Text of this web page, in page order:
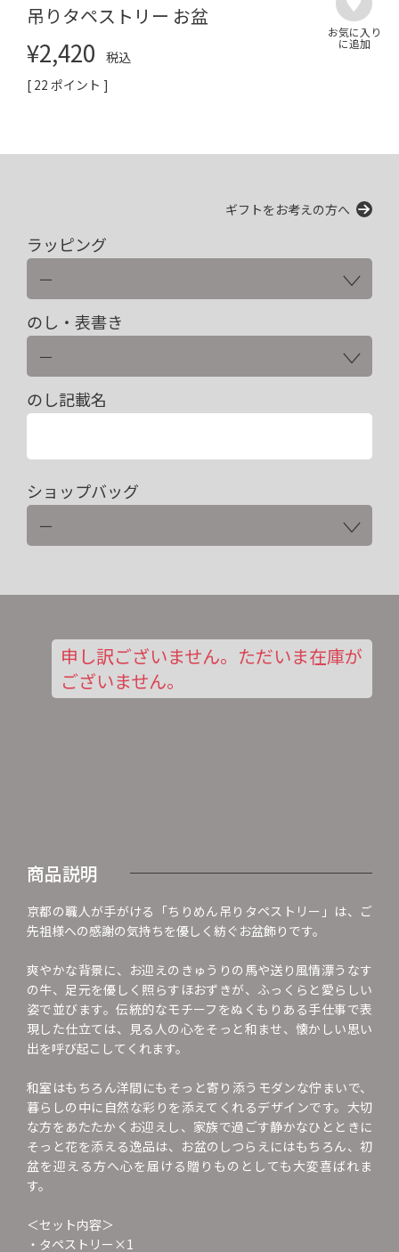
吊りタペストリー お盆
¥2,420
税込
[ 22 ポイント ]
ギフトをお考えの方へ
ラッピング
のし・表書き
のし記載名
ショップバッグ
申し訳ございません。ただいま在庫が
ございません。
商品説明
京都の職人が手がける「ちりめん吊りタペストリー」は、ご
先祖様への感謝の気持ちを優しく紡ぐお盆飾りです。
爽やかな背景に、お迎えのきゅうりの馬や送り風情漂うなす
の牛、足元を優しく照らすほおずきが、ふっくらと愛らしい
姿で並びます。伝統的なモチーフをぬくもりある手仕事で表
現した仕立ては、見る人の心をそっと和ませ、懐かしい思い
出を呼び起こしてくれます。
和室はもちろん洋間にもそっと寄り添うモダンな佇まいで、
暮らしの中に自然な彩りを添えてくれるデザインです。大切
な方をあたたかくお迎えし、家族で過ごす静かなひとときに
そっと花を添える逸品は、お盆のしつらえにはもちろん、初
盆を迎える方へ心を届ける贈りものとしても大変喜ばれま
す。
＜セット内容＞
・タペストリー×1